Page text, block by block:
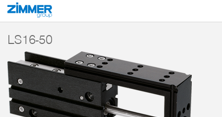
Start Produkte
LS16-50